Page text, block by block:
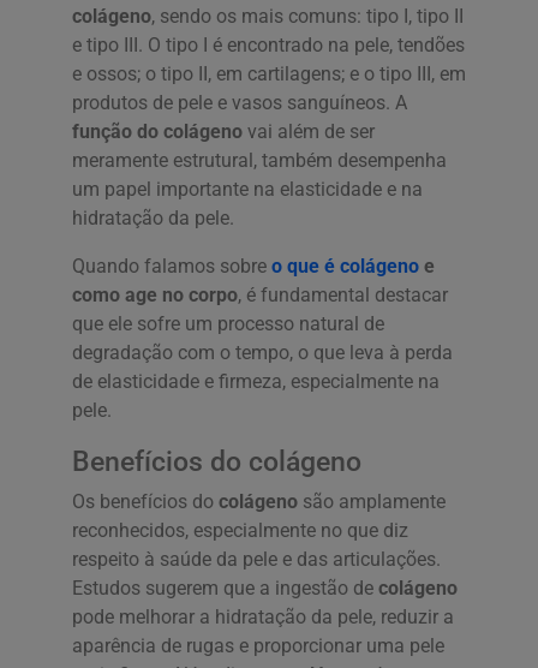
colágeno, sendo os mais comuns: tipo I, tipo II
e tipo III. O tipo I é encontrado na pele, tendões
e ossos; o tipo II, em cartilagens; e o tipo III, em
produtos de pele e vasos sanguíneos. A
função do colágeno vai além de ser
meramente estrutural, também desempenha
um papel importante na elasticidade e na
hidratação da pele.
Quando falamos sobre o que é colágeno e
como age no corpo, é fundamental destacar
que ele sofre um processo natural de
degradação com o tempo, o que leva à perda
de elasticidade e firmeza, especialmente na
pele.
Benefícios do colágeno
Os benefícios do colágeno são amplamente
reconhecidos, especialmente no que diz
respeito à saúde da pele e das articulações.
Estudos sugerem que a ingestão de colágeno
pode melhorar a hidratação da pele, reduzir a
aparência de rugas e proporcionar uma pele